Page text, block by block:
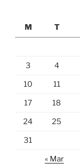
M
T
3 4
10 11
17 18
24 25
31
« Mar